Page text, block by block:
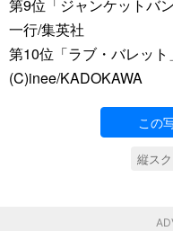
第9位「ジャンケットバ
一行/集英社
第10位「ラブ・バレット
(C)inee/KADOKAWA
この
縦ス